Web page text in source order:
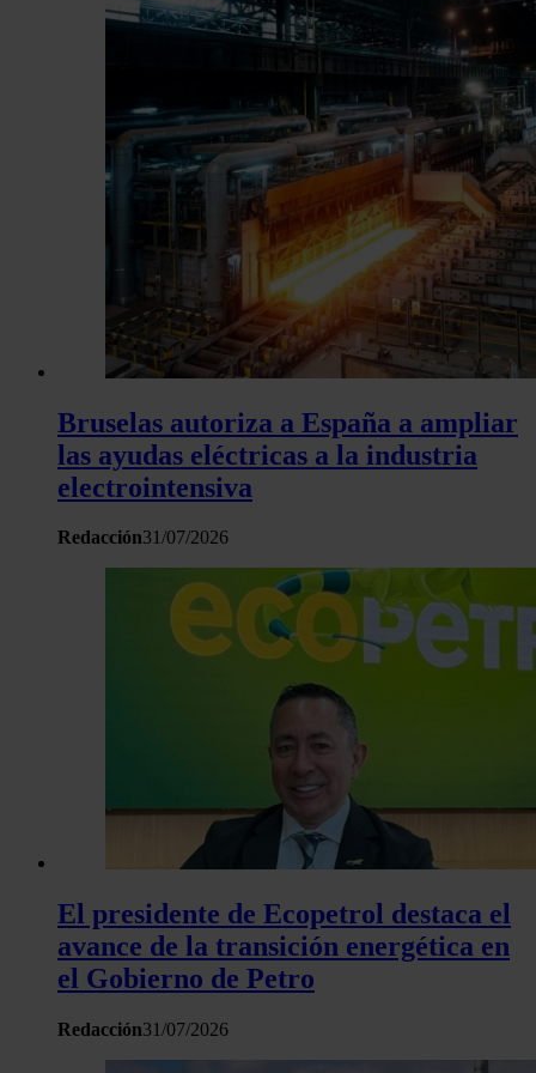
análisis web, quienes pueden combinarla con otra
haya proporcionado o que hayan recopilado a partir del uso
Bruselas autoriza a España a ampliar
las ayudas eléctricas a la industria
electrointensiva
Redacción31/07/2026
El presidente de Ecopetrol destaca el
avance de la transición energética en
el Gobierno de Petro
Redacción31/07/2026